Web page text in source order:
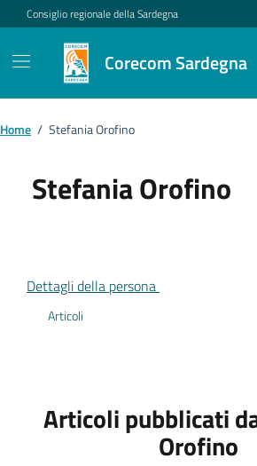
Vai ai contenuti
Vai al footer
Consiglio regionale della Sardegna
Corecom Sardegna
Home / Stefania Orofino
Stefania Orofino
Dettagli della persona
Articoli
Articoli pubblicati
Orofino